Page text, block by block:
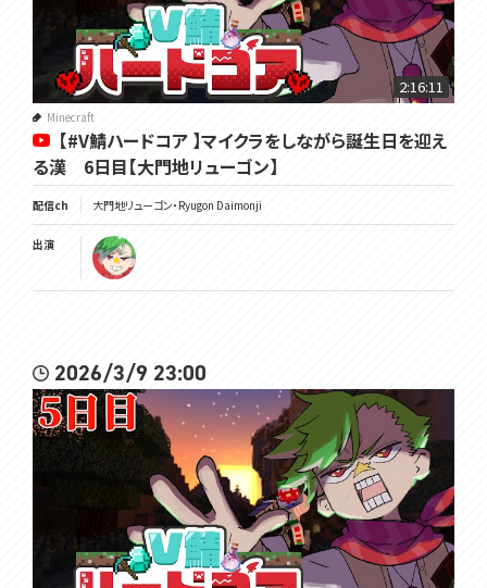
2:16:11
Minecraft
【#V鯖ハードコア 】マイクラをしながら誕生日を迎え
る漢 6日目【大門地リューゴン】
配信ch 大門地リューゴン・Ryugon Daimonji
出演
2026/3/9 23:00